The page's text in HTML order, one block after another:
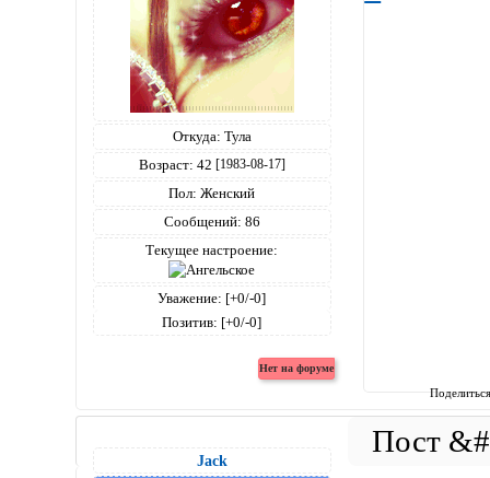
Откуда: Тула
Возраст: 42 [1983-08-17]
Пол: Женский
Сообщений: 86
Текущее настроение:
Уважение: [+0/-0]
Позитив: [+0/-0]
Jack